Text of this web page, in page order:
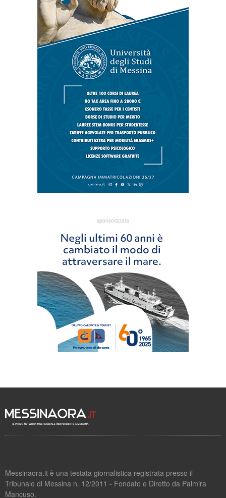
sponsorizzata
Messinaora.it è una testata giornalistica registrata presso il
Tribunale di Messina n. 12/2011 - Fondato e Diretto da Palmira
Mancuso.